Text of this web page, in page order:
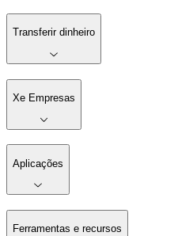
Transferir dinheiro
Xe Empresas
Aplicações
Ferramentas e recursos